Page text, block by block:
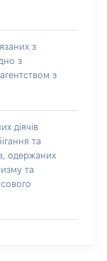
з
з
з
діячів
та
одержаних
та